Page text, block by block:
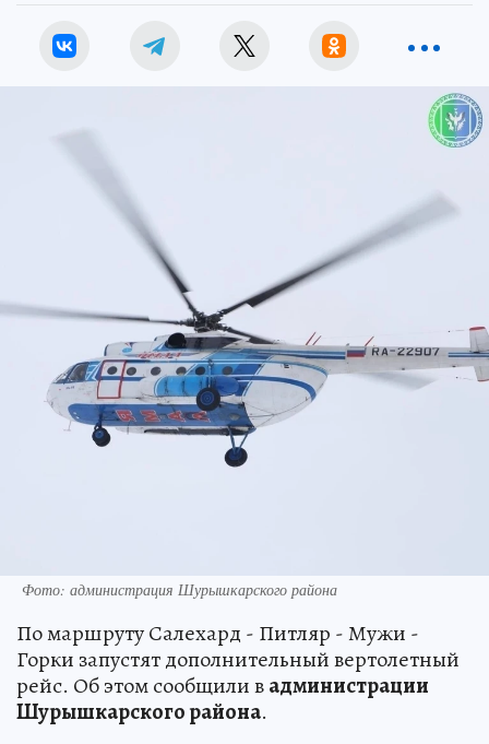
Фото: администрация Шурышкарского района
По маршруту Салехард - Питляр - Мужи -
Горки запустят дополнительный вертолетный
рейс. Об этом сообщили вадминистрации
Шурышкарского района.